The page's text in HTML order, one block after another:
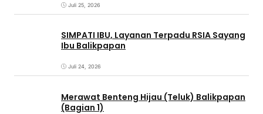
Juli 25, 2026
SIMPATI IBU, Layanan Terpadu RSIA Sayang
Ibu Balikpapan
Juli 24, 2026
Merawat Benteng Hijau (Teluk) Balikpapan
(Bagian 1)